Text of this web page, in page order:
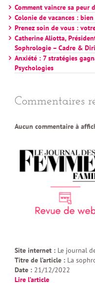
Site internet : Le journal
Titre de l’article : La
Date : 21/12/2022
Lire l’article
Comment vaincre sa peur
Colonie de vacances :
Prenez soin de vous :
Catherine Aliotta,
Sophrologie – Cadre &
Anxiété : 7 stratégies
Psychologies
Commentaires
Aucun commentaire à